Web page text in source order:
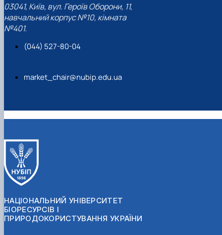
03041, Київ, вул. Героїв Оборони, 11,
навчальний корпус №10, кімната
№401.
(044) 527-80-04
market_chair@nubip.edu.ua
НАЦІОНАЛЬНИЙ УНІВЕРСИТЕТ
БІОРЕСУРСІВ І
ПРИРОДОКОРИСТУВАННЯ УКРАЇНИ